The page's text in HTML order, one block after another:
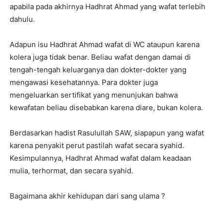
apabila pada akhirnya Hadhrat Ahmad yang wafat terlebih
dahulu.
Adapun isu Hadhrat Ahmad wafat di WC ataupun karena
kolera juga tidak benar. Beliau wafat dengan damai di
tengah-tengah keluarganya dan dokter-dokter yang
mengawasi kesehatannya. Para dokter juga
mengeluarkan sertifikat yang menunjukan bahwa
kewafatan beliau disebabkan karena diare, bukan kolera.
Berdasarkan hadist Rasulullah SAW, siapapun yang wafat
karena penyakit perut pastilah wafat secara syahid.
Kesimpulannya, Hadhrat Ahmad wafat dalam keadaan
mulia, terhormat, dan secara syahid.
Bagaimana akhir kehidupan dari sang ulama ?